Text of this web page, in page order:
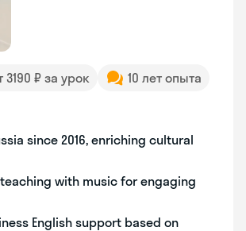
3190 ₽ за урок
10 лет опыта
since 2016, enriching cultural
with music for engaging
English support based on